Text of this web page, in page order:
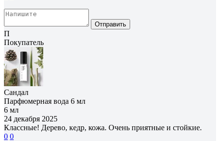
Отправить
П
Покупатель
Сандал
Парфюмерная вода 6 мл
6 мл
24 декабря 2025
Классные! Дерево, кедр, кожа. Очень приятные и стойкие.
0 0